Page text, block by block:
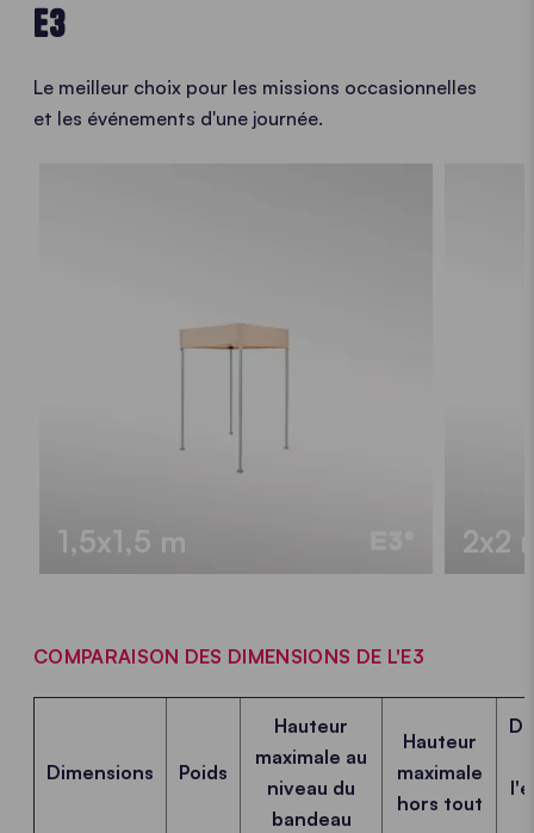
E3
Le meilleur choix pour les missions occasionnelles
et les événements d'une journée.
1,5x1,5 m 2x2
COMPARAISON DES DIMENSIONS DE L'E3
Dimensions Poids
Hauteur
maximale au
niveau du
bandeau
Hauteur
maximale
hors tout